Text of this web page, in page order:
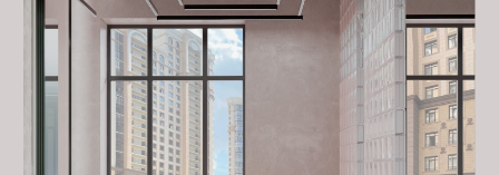
Каждый уголок здесь создан с душой, чтобы вам было
приятно приходить сюда снова и снова. Мы уверены,
что уютная атмосфера и стильный дизайн не оставят
вас равнодушными.